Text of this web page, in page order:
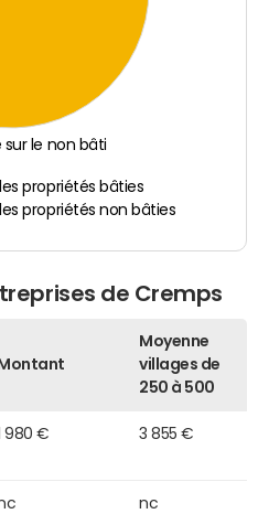
sur le non bâti
propriétés bâties
propriétés non bâties
de Cremps
Montant
Moyenne
villages de
250 à 500
1 980 € 3 855 €
nc